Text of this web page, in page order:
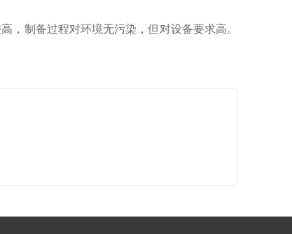
制备过程对环境无污染，但对设备要求高。